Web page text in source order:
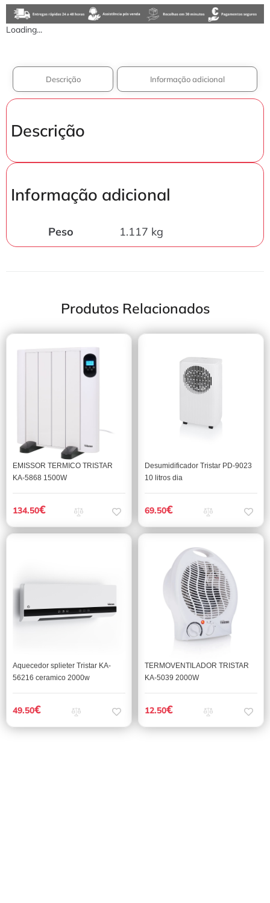
Loading...
Descrição Informação adicional
Descrição
Informação adicional
Peso 1.117 kg
Produtos Relacionados
EMISSOR TERMICO TRISTAR
KA-5868 1500W
134.50€
Desumidificador Tristar PD-9023
10 litros dia
69.50€
Aquecedor splieter Tristar KA-
56216 ceramico 2000w
49.50€
TERMOVENTILADOR TRISTAR
KA-5039 2000W
12.50€